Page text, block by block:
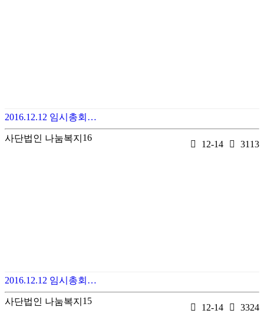
2016.12.12 임시총회…
사단법인 나눔복지
12-14 3113
16
2016.12.12 임시총회…
사단법인 나눔복지
12-14 3324
15